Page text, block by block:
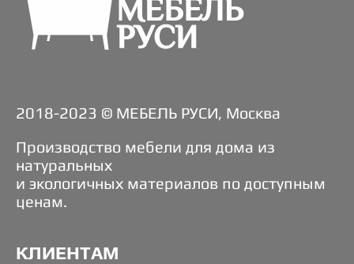
2018-2023 © МЕБЕЛЬ РУСИ, Москва
Производство мебели для дома из
натуральных
и экологичных материалов по доступным
ценам.
КЛИЕНТАМ